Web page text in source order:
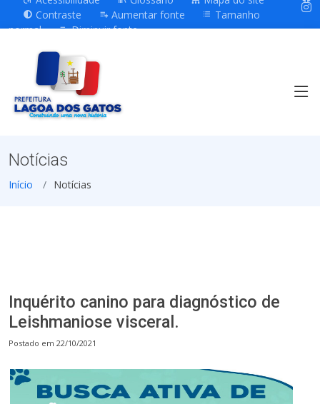
Contraste
Aumentar fonte
Tamanho
normal
Diminuir fonte
Notícias
Início Notícias
Inquérito canino para diagnóstico de
Leishmaniose visceral.
Postado em 22/10/2021